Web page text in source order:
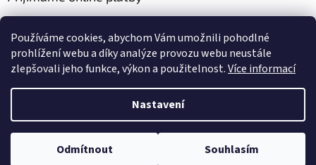
Používáme cookies, abychom Vám umožnili pohodlné
prohlížení webu a díky analýze provozu webu neustále
zlepšovali jeho funkce, výkon a použitelnost.Více informací
Nastavení
Odmítnout Souhlasím
Copyright 2026RAMAL TECHNIK. Všechna práva vyhrazena.Upravit